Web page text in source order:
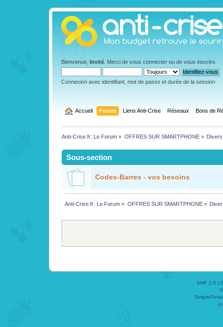
Bienvenue, Invité . Merci de vous connecter ou de vous inscrire
Connexion avec identifiant, mot de passe et durée de la session
Accueil Forum Liens Anti-Crise Réseaux Bons de
Anti-Crise.fr: Le Forum » OFFRES SUR SMARTPHONE» Divers
Sous-section
Codes-Barres - vos besoins
Anti-Crise.fr: Le Forum » OFFRES SUR SMARTPHONE»
SMF 2.0.15